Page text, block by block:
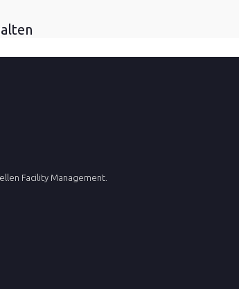
Facility Management.